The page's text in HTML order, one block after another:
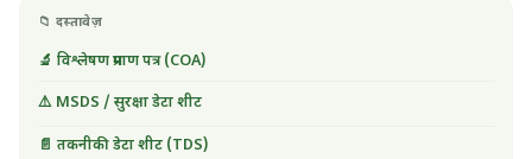
📁 दस्तावेज़
🔬 विश्लेषण प्रमाण पत्र (COA)
⚠️ MSDS / सुरक्षा डेटा शीट
📄 तकनीकी डेटा शीट (TDS)